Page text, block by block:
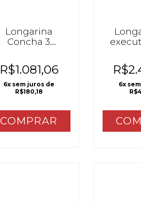
Longarina
Concha 3
R$1.081,06
6x sem juros de
R$180,18
COMPRAR
6x